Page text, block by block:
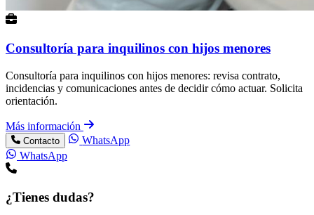
Consultoría para inquilinos con hijos menores
Consultoría para inquilinos con hijos menores: revisa contrato,
incidencias y comunicaciones antes de decidir cómo actuar. Solicita
orientación.
Más información
Contacto
WhatsApp
WhatsApp
¿Tienes dudas?